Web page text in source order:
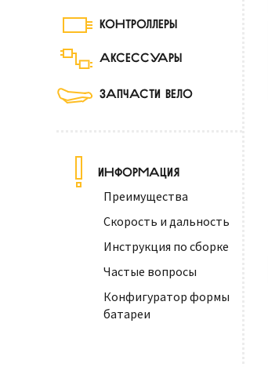
КОНТРОЛЛЕРЫ
АКСЕССУАРЫ
ЗАПЧАСТИ ВЕЛО
ИНФОРМАЦИЯ
Преимущества
Скорость и дальность
Инструкция по сборке
Частые вопросы
Конфигуратор формы
батареи